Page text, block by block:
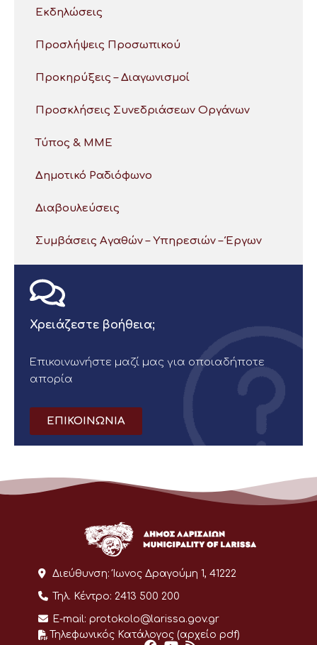
Εκδηλώσεις
Προσλήψεις Προσωπικού
Προκηρύξεις – Διαγωνισμοί
Προσκλήσεις Συνεδριάσεων Οργάνων
Τύπος & ΜΜΕ
Δημοτικό Ραδιόφωνο
Διαβουλεύσεις
Συμβάσεις Αγαθών – Υπηρεσιών – Έργων
Χρειάζεστε βοήθεια;
Επικοινωνήστε μαζί μας για οποιαδήποτε
απορία
ΕΠΙΚΟΙΝΩΝΙΑ
Διεύθυνση: Ίωνος Δραγούμη 1, 41222
Τηλ. Κέντρο: 2413 500 200
E-mail: protokolo@larissa.gov.gr
Τηλεφωνικός Κατάλογος (αρχείο pdf)